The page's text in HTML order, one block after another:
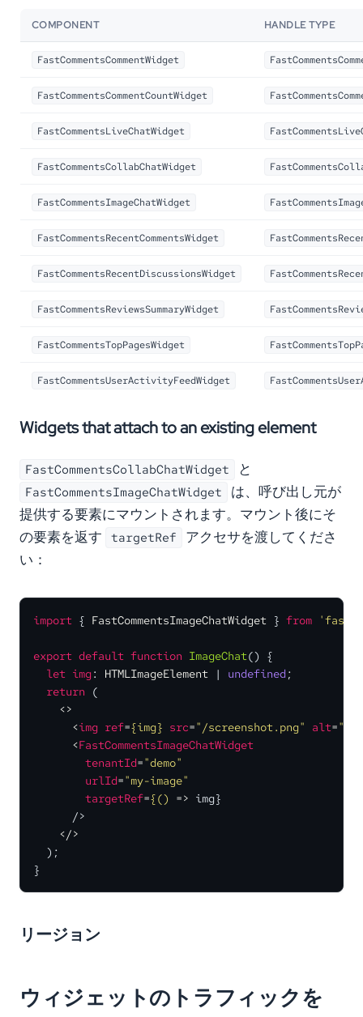
COMPONENT HANDLE TYPE
FastCommentsCommentWidget
FastCommentsCommentCountWidget
FastCommentsLiveChatWidget
FastCommentsCollabChatWidget
FastCommentsImageChatWidget
FastCommentsRecentCommentsWidget
FastCommentsRecentDiscussionsWidget
FastCommentsReviewsSummaryWidget
FastCommentsTopPagesWidget
FastCommentsUserActivityFeedWidget
Widgets that attach to an existing element
FastCommentsCollabChatWidget と
FastCommentsImageChatWidget
は、呼び出し元が
提供する要素にマウントされます。マウント後にそ
の要素を返す targetRef
アクセサを渡してくださ
い：
import { FastCommentsImageChatWidget } from
export default function ImageChat() {
let img: HTMLImageElement | undefined;
return (
<>
<img ref={img} src="/screenshot.png" alt=""
<FastCommentsImageChatWidget
tenantId="demo"
urlId="my-image"
targetRef={() => img}
      />
</>
  );
}
リージョン
ウィジェットのトラフィックを